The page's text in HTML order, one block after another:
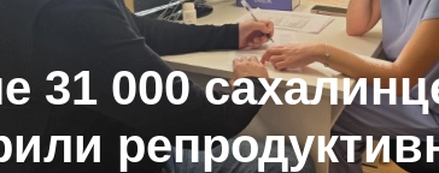
31 000